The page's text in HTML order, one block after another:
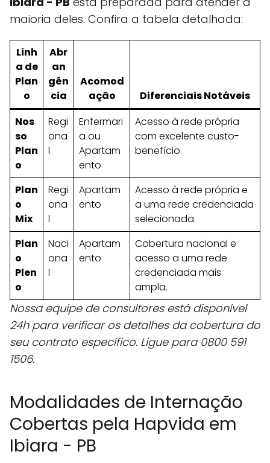
maioria deles. Confira a tabela detalhada:
Linh
a de
Plan
o
Abr
an
gên
cia
Acomod
ação
Diferenciais Notáveis
Nos
so
Plan
o
Regi
ona
l
Enfermari
a ou
Apartam
ento
Acesso à rede própria
com excelente custo-
benefício.
Plan
o
Mix
Regi
ona
l
Apartam
ento
Acesso à rede própria e
a uma rede credenciada
selecionada.
Plan
o
Plen
o
Naci
ona
l
Apartam
ento
Cobertura nacional e
acesso a uma rede
credenciada mais
ampla.
Nossa equipe de consultores está disponível
24h para verificar os detalhes da cobertura do
seu contrato específico. Ligue para 0800 591
1506.
Modalidades de Internação
Cobertas pela Hapvida em
Ibiara - PB